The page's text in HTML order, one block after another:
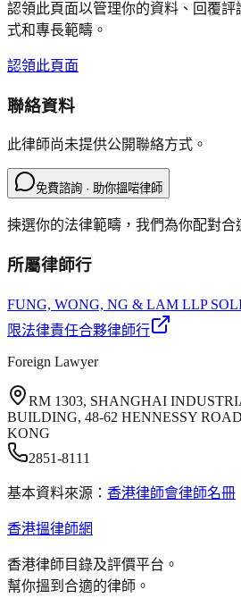
認領此頁面以管理你的資料、回覆
式和專長範疇。
認領此頁面
聯絡資料
此律師尚未提供公開聯絡方式。
免費諮詢 · 助你搵啱律師
揀選你的法律範疇，我們為你配對合
所屬律師行
FUNG, WONG, NG & LAM LLP
限法律責任合夥律師行
Foreign Lawyer
RM 1303, SHANGHAI
BUILDING, 48-62 HENNESSY
KONG
2851-8111
基本資料來源： 香港律師會律師名冊
香港搵律師網
香港律師目錄及評價平台。
幫你搵到合適的律師。